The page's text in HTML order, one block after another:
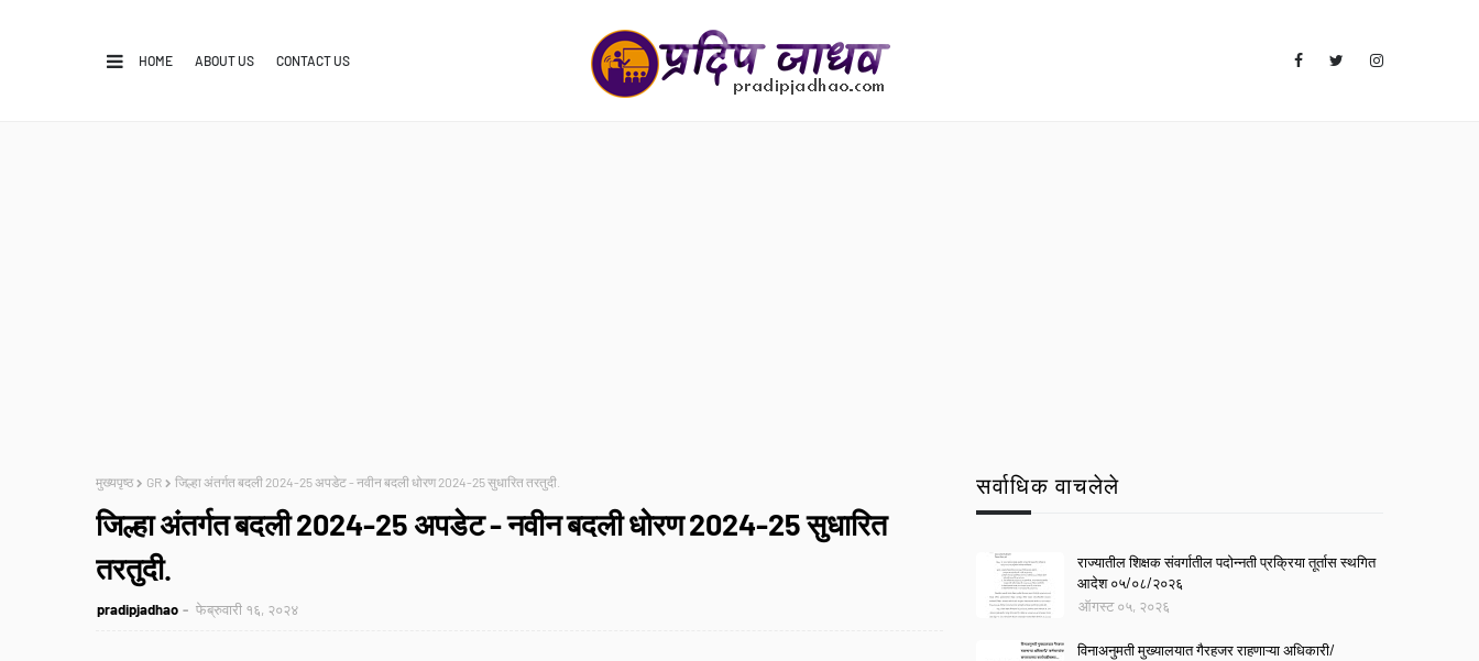
HOME ABOUT US CONTACT US
मुख्यपृष्ठ GR जिल्हा अंतर्गत बदली 2024-25 अपडेट - नवीन बदली धोरण 2024-25 सुधारित तरतुदी.
जिल्हा अंतर्गत बदली 2024-25 अपडेट - नवीन बदली धोरण 2024-25 सुधारित
तरतुदी.
pradipjadhao फेब्रुवारी १६, २०२४
सर्वाधिक वाचलेले
राज्यातील शिक्षक संवर्गातील पदोन्नती प्रक्रिया तूर्तास स्थगित
आदेश ०५/०८/२०२६
ऑगस्ट ०५, २०२६
विनाअनुमती मुख्यालयात गैरहजर राहणाऱ्या अधिकारी/